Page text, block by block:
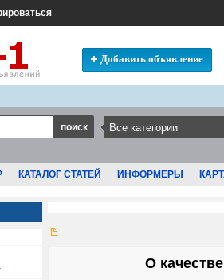
Добавить объявление
КАТАЛОГ СТАТЕЙ ИНФОРМЕРЫ
О